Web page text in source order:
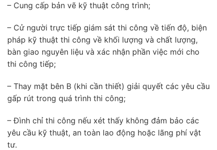
– Cung cấp bản vẽ kỹ thuật công trình;
– Cử người trực tiếp giám sát thi công về tiến độ, biện
pháp kỹ thuật thi công về khối lượng và chất lượng,
bàn giao nguyên liệu và xác nhận phần việc mới cho
thi công tiếp;
– Thay mặt bên B (khi cần thiết) giải quyết các yêu cầu
gấp rút trong quá trình thi công;
– Đình chỉ thi công nếu xét thấy không đảm bảo các
yêu cầu kỹ thuật, an toàn lao động hoặc lãng phí vật
tư.